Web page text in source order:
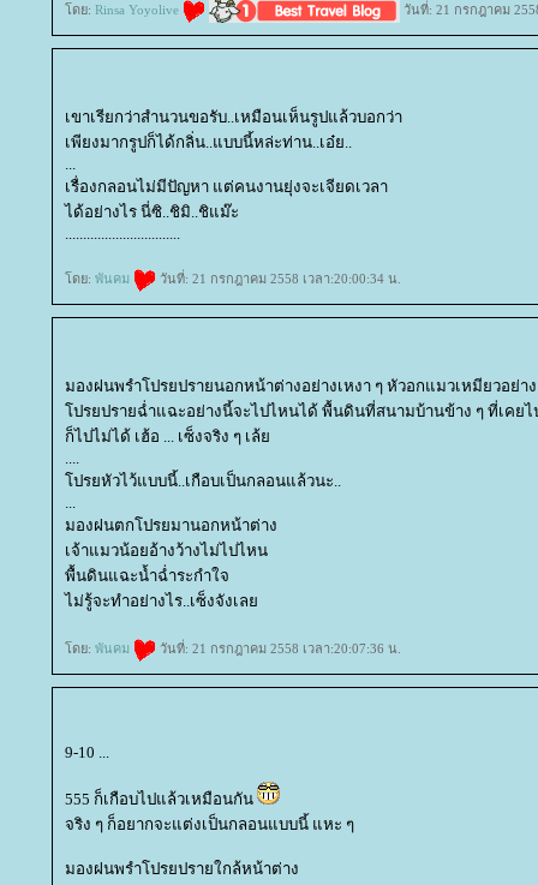
ดย: Rinsa Yoyolive วันที่: 21 กรกฎาคม
เขาเรียกว่าสำนวนขอรับ..เหมือนเห็นรูปแล้วบอกว่า
เพียงมากรูปก็ได้กลิ่น..แบบนี้หล่ะท่าน..เอ๋ย..
...
เรื่องกลอนไม่มีปัญหา แต่คนงานยุ่งจะเจียดเวลา
ได้อย่างไร นี่ซิ..ชิมิ..ชิแม๊ะ
................................
ดย: พันคม วันที่: 21 กรกฎาคม 2558 เวลา:20:00:34 น.
มองฝนพรำโปรยปรายนอกหน้าต่างอย่างเหงา ๆ หัวอกแมวเหมียวอย่าง
ปรยปรายฉ่ำแฉะอย่างนี้จะไปไหนได้ พื้นดินที่สนามบ้านข้าง ๆ ที่เคยไ
ก็ไปไม่ได้ เฮ้อ ... เซ็งจริง ๆ เล้
....
ปรยหัวไว้แบบนี้..เกือบเป็นกลอนแล้วนะ..
...
มองฝนตกโปรยมานอกหน้าต่าง
เจ้าแมวน้อยอ้างว้างไม่ไปไหน
พื้นดินแฉะน้ำฉ่ำระกำใจ
ไม่รู้จะทำอย่างไร..เซ็งจังเล
ดย: พันคม วันที่: 21 กรกฎาคม 2558 เวลา:20:07:36 น.
9-10 ...
555 ก็เกือบไปแล้วเหมือนกัน
จริง ๆ ก็อยากจะแต่งเป็นกลอนแบบนี้ แหะ ๆ
มองฝนพรำโปรยปรายใกล้หน้าต่าง